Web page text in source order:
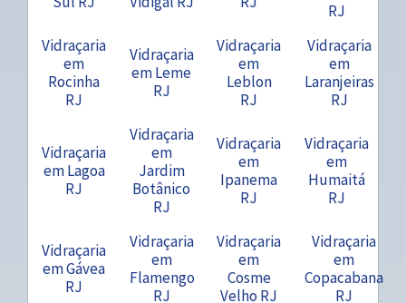
RJ
Vidraçaria
em
Rocinha
RJ
Vidraçaria
em Leme
RJ
Vidraçaria
em
Leblon
RJ
Vidraçaria
em
Laranjeiras
RJ
Vidraçaria
em Lagoa
RJ
Vidraçaria
em
Jardim
Botânico
RJ
Vidraçaria
em
Ipanema
RJ
Vidraçaria
em
Humaitá
RJ
Vidraçaria
em Gávea
RJ
Vidraçaria
em
Flamengo
RJ
Vidraçaria
em
Cosme
Velho RJ
Vidraçaria
em
Copacabana
RJ